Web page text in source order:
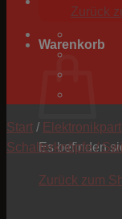
Zurück
Warenkorb
Es befinden
Zurück zum
Start /
Schalterknöpfe /